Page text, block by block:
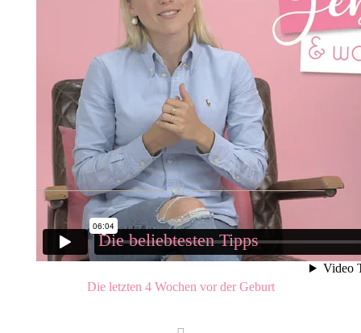
Die beliebtesten Tipps
Die letzten 4 Wochen vor der Geburt